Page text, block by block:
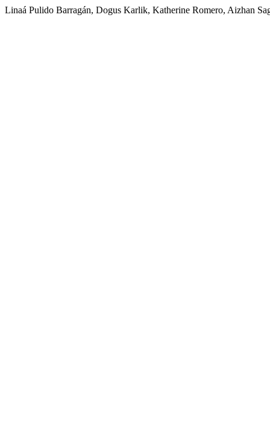
Linaá Pulido Barragán, Dogus Karlik, Katherine Romero, Aizhan